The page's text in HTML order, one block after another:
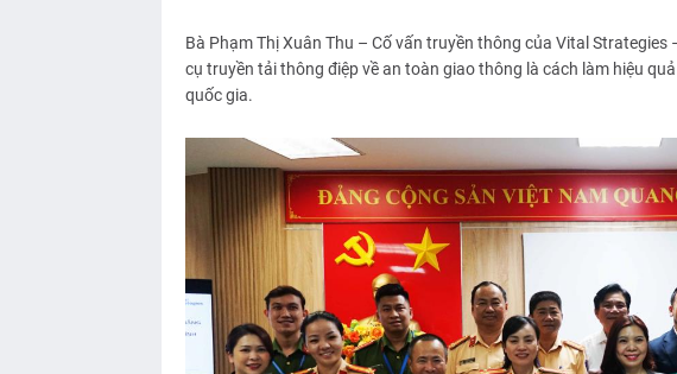
Bà Phạm Thị Xuân Thu – Cố vấn truyền thông của Vital
cụ truyền tải thông điệp về an toàn giao thông là cách làm hiệu
quốc gia.